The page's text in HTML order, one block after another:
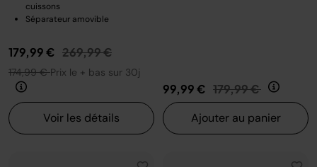
cuissons
Séparateur amovible
179,99 € Prix réduit de
269,99 €au
174,99 €Prix le + bas sur 30j
Voir les détails
99,99 € Prix réduit de
179,99 € au
Ajouter au panier